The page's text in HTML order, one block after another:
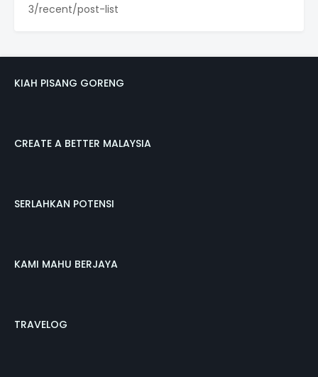
3/recent/post-list
KIAH PISANG GORENG
CREATE A BETTER MALAYSIA
SERLAHKAN POTENSI
KAMI MAHU BERJAYA
TRAVELOG